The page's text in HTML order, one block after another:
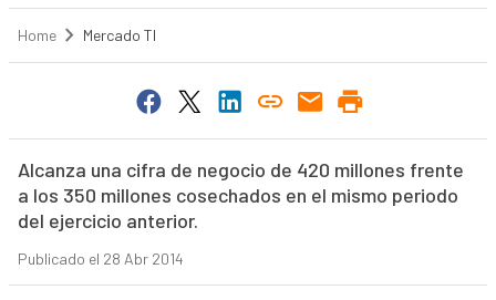
Home Mercado TI
Alcanza una cifra de negocio de 420 millones frente
a los 350 millones cosechados en el mismo periodo
del ejercicio anterior.
Publicado el 28 Abr 2014